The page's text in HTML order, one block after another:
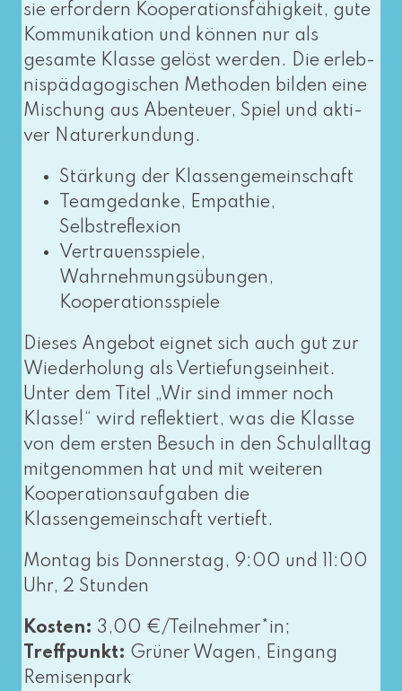
sie erfor­dern Kooperationsfähigkeit, gute
Kommunikation und kön­nen nur als
gesam­te Klasse gelöst wer­den. Die erleb­
nis­päd­ago­gi­schen Methoden bil­den eine
Mischung aus Abenteuer, Spiel und akti­
ver Naturerkundung.
Stärkung der Klassengemeinschaft
Teamgedanke, Empathie,
Selbstreflexion
Vertrauensspiele,
Wahrnehmungsübungen,
Kooperationsspiele
Dieses Angebot eig­net sich auch gut zur
Wiederholung als Vertiefungseinheit.
Unter dem Titel „Wir sind immer noch
Klasse!“ wird reflek­tiert, was die Klasse
von dem ers­ten Besuch in den Schulalltag
mit­ge­nom­men hat und mit wei­te­ren
Kooperationsaufgaben die
Klassengemeinschaft vertieft.
Montag bis Donnerstag, 9:00 und 11:00
Uhr, 2 Stunden
Kosten: 3,00 €/Teilnehmer*in;
Treffpunkt: Grüner Wagen, Eingang
Remisenpark